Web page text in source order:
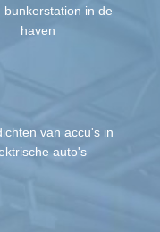
bunkerstation in de
haven
van accu's in
auto's